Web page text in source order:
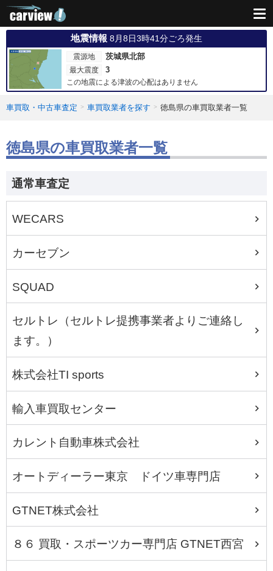
地震情報 8月8日3時41分ごろ発生
震源地 茨城県北部
最大震度 3
この地震による津波の心配はありません
車買取・中古車査定 車買取業者を探す 徳島県の車買取業者一覧
徳島県の車買取業者一覧
通常車査定
WECARS
カーセブン
SQUAD
セルトレ（セルトレ提携事業者よりご連絡し
ます。）
株式会社TI sports
輸入車買取センター
カレント自動車株式会社
オートディーラー東京 ドイツ車専門店
GTNET株式会社
８６ 買取・スポーツカー専門店 GTNET西宮